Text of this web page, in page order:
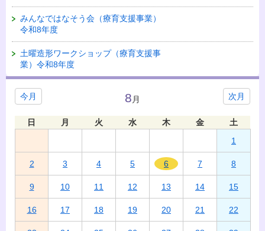
みんなではなそう会（療育支援事業）
令和8年度
土曜造形ワークショップ（療育支援事
業）令和8年度
今月 次月
8 月
日 月 火 水 木 金
土
1
2 3 4 5 6 7 8
9 10 11 12 13 14 15
16 17 18 19 20 21 22